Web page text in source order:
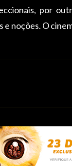
por
noções. O